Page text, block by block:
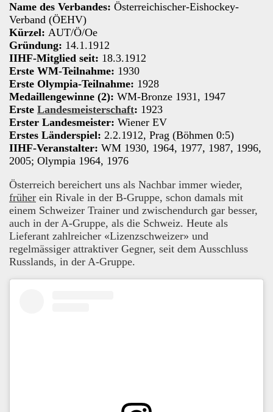
Name des Verbandes: Österreichischer-Eishockey-
Verband (ÖEHV)
Kürzel: AUT/Ö/Oe
Gründung: 14.1.1912
IIHF-Mitglied seit: 18.3.1912
Erste WM-Teilnahme: 1930
Erste Olympia-Teilnahme: 1928
Medaillengewinne (2): WM-Bronze 1931, 1947
Erste Landesmeisterschaft: 1923
Erster Landesmeister: Wiener EV
Erstes Länderspiel: 2.2.1912, Prag (Böhmen 0:5)
IIHF-Veranstalter: WM 1930, 1964, 1977, 1987, 1996,
2005; Olympia 1964, 1976
Österreich bereichert uns als Nachbar immer wieder,
früher ein Rivale in der B-Gruppe, schon damals mit
einem Schweizer Trainer und zwischendurch gar besser,
auch in der A-Gruppe, als die Schweiz. Heute als
Lieferant zahlreicher «Lizenzschweizer» und
regelmässiger attraktiver Gegner, seit dem Ausschluss
Russlands, in der A-Gruppe.